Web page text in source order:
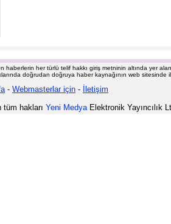
haberlerin her türlü telif hakkı giriş metninin altında yer
doğrudan doğruya haber kaynağının web
- Webmasterlar için -
İletişim
tüm hakları Yeni MedyaElektronik Yayıncılık